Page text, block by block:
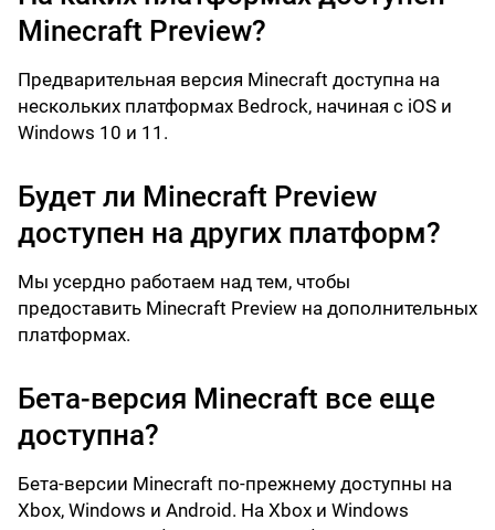
Minecraft Preview?
Предварительная версия Minecraft доступна на
нескольких платформах Bedrock, начиная с iOS и
Windows 10 и 11.
Будет ли Minecraft Preview
доступен на других платформ?
Мы усердно работаем над тем, чтобы
предоставить Minecraft Preview на дополнительных
платформах.
Бета-версия Minecraft все еще
доступна?
Бета-версии Minecraft по-прежнему доступны на
Xbox, Windows и Android. На Xbox и Windows